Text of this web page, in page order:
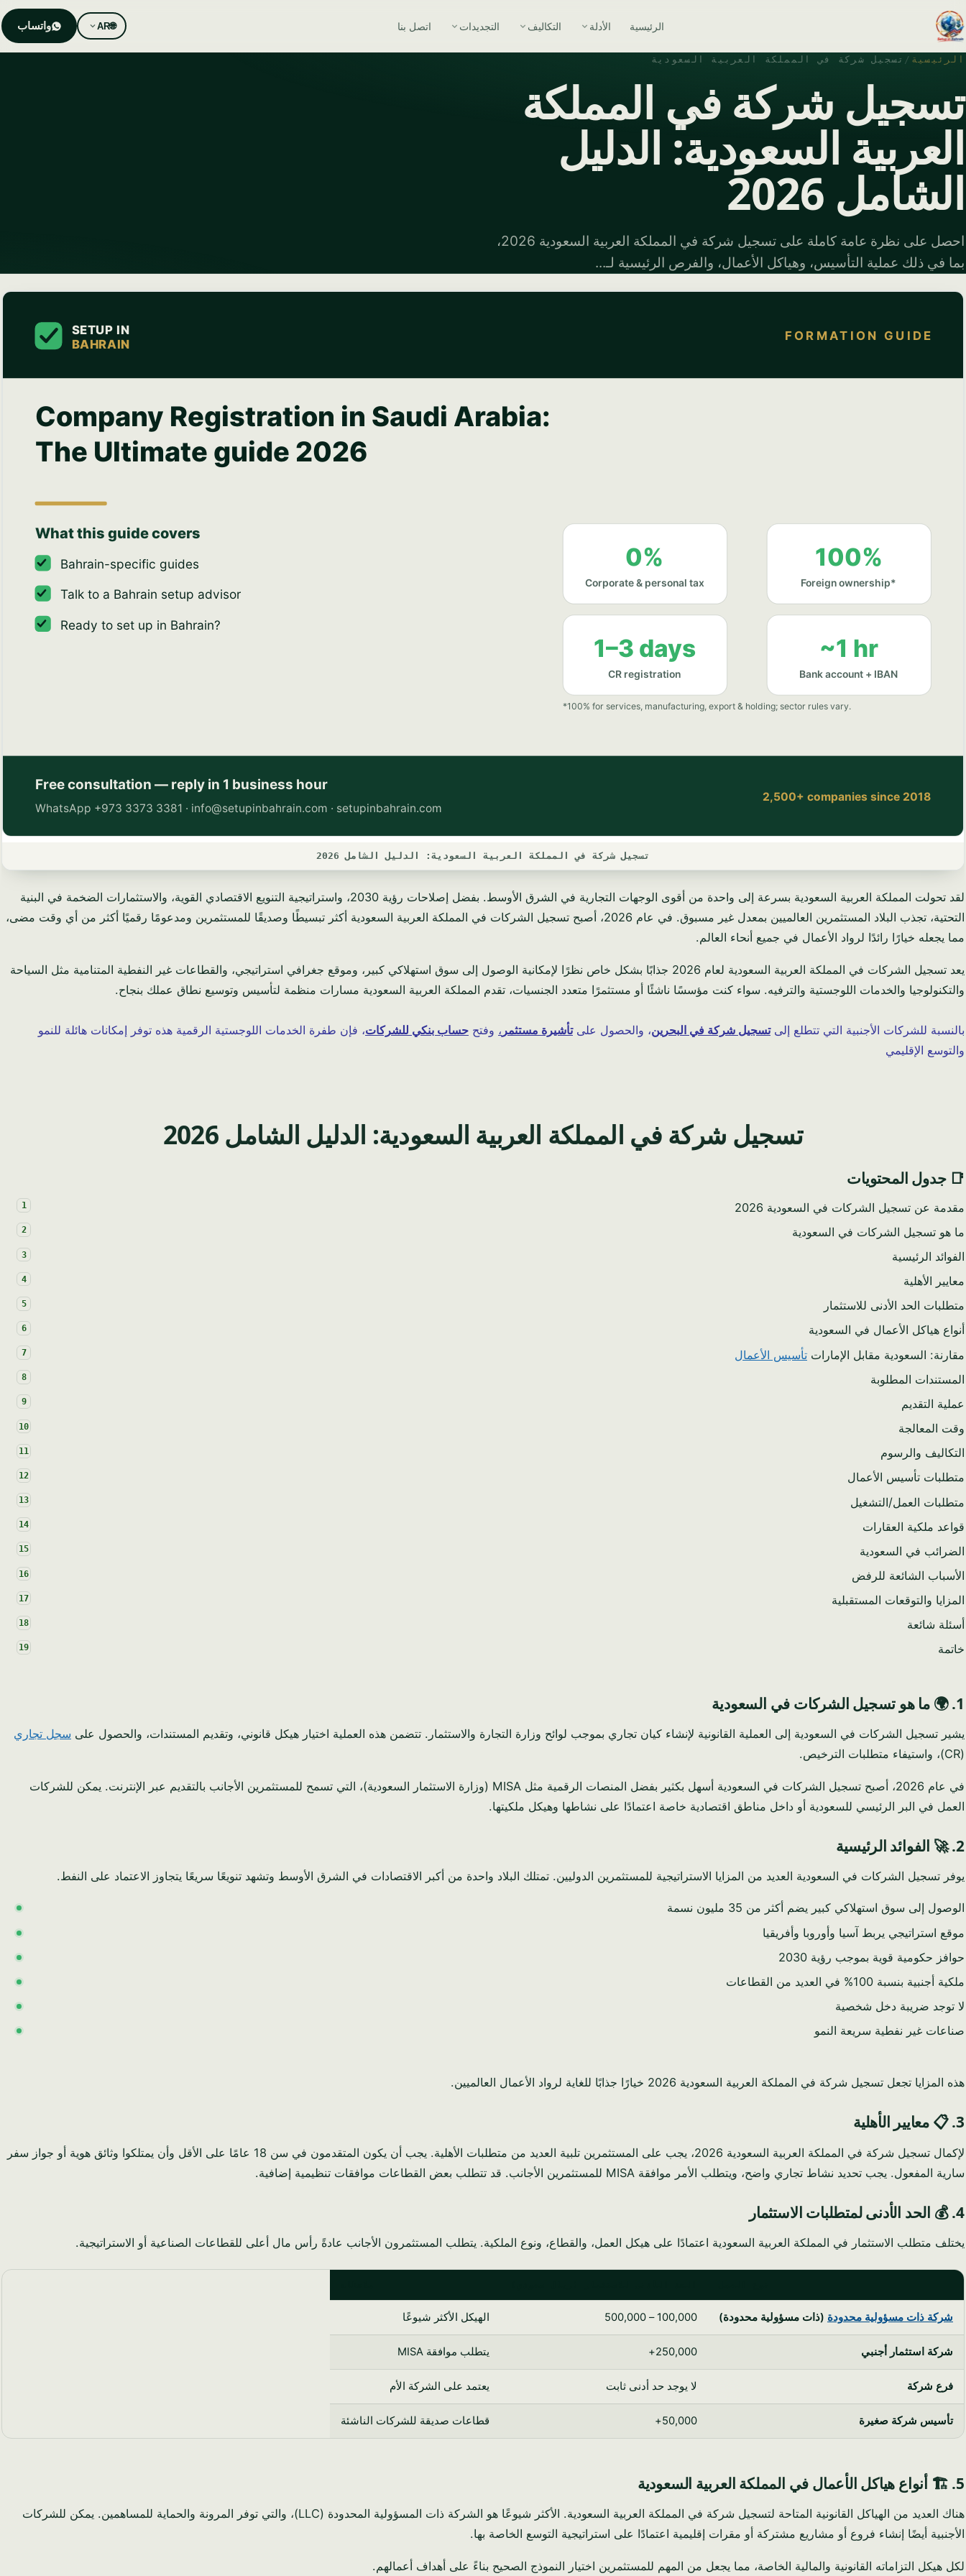
الرئيسية الأدلة التكاليف التجديدات اتصل بنا 🌐
AR واتساب
الرئيسية / تسجيل شركة في المملكة العربية السعودية
تسجيل شركة في المملكة
العربية السعودية: الدليل
الشامل 2026
احصل على نظرة عامة كاملة على تسجيل شركة في المملكة العربية السعودية 2026،
بما في ذلك عملية التأسيس، وهياكل الأعمال، والفرص الرئيسية لـ...
تسجيل شركة في المملكة العربية السعودية: الدليل الشامل 2026
لقد تحولت المملكة العربية السعودية بسرعة إلى واحدة من أقوى الوجهات التجارية في الشرق الأوسط. بفضل إصلاحات رؤية 2030، واستراتيجية التنويع الاقتصادي القوية، والاستثمارات الضخمة في البنية
التحتية، تجذب البلاد المستثمرين العالميين بمعدل غير مسبوق. في عام 2026، أصبح تسجيل الشركات في المملكة العربية السعودية أكثر تبسيطًا وصديقًا للمستثمرين ومدعومًا رقميًا أكثر من أي وقت مضى،
مما يجعله خيارًا رائدًا لرواد الأعمال في جميع أنحاء العالم.
يعد تسجيل الشركات في المملكة العربية السعودية لعام 2026 جذابًا بشكل خاص نظرًا لإمكانية الوصول إلى سوق استهلاكي كبير، وموقع جغرافي استراتيجي، والقطاعات غير النفطية المتنامية مثل السياحة
والتكنولوجيا والخدمات اللوجستية والترفيه. سواء كنت مؤسسًا ناشئًا أو مستثمرًا متعدد الجنسيات، تقدم المملكة العربية السعودية مسارات منظمة لتأسيس وتوسيع نطاق عملك بنجاح.
بالنسبة للشركات الأجنبية التي تتطلع إلىتسجيل شركة في البحرين، والحصول علىتأشيرة مستثمر ، وفتح حساب بنكي للشركات، فإن طفرة الخدمات اللوجستية الرقمية هذه توفر إمكانات هائلة للنمو
والتوسع الإقليمي
تسجيل شركة في المملكة العربية السعودية: الدليل الشامل 2026
📑 جدول المحتويات
مقدمة عن تسجيل الشركات في السعودية 2026
ما هو تسجيل الشركات في السعودية
الفوائد الرئيسية
معايير الأهلية
متطلبات الحد الأدنى للاستثمار
أنواع هياكل الأعمال في السعودية
مقارنة: السعودية مقابل الإمارات تأسيس الأعمال
المستندات المطلوبة
عملية التقديم
وقت المعالجة
التكاليف والرسوم
متطلبات تأسيس الأعمال
متطلبات العمل/التشغيل
قواعد ملكية العقارات
الضرائب في السعودية
الأسباب الشائعة للرفض
المزايا والتوقعات المستقبلية
أسئلة شائعة
خاتمة
1. 🌍 ما هو تسجيل الشركات في السعودية
يشير تسجيل الشركات في السعودية إلى العملية القانونية لإنشاء كيان تجاري بموجب لوائح وزارة التجارة والاستثمار. تتضمن هذه العملية اختيار هيكل قانوني، وتقديم المستندات، والحصول على سجل تجاري
(CR)، واستيفاء متطلبات الترخيص.
في عام 2026، أصبح تسجيل الشركات في السعودية أسهل بكثير بفضل المنصات الرقمية مثل MISA (وزارة الاستثمار السعودية)، التي تسمح للمستثمرين الأجانب بالتقديم عبر الإنترنت. يمكن للشركات
العمل في البر الرئيسي للسعودية أو داخل مناطق اقتصادية خاصة اعتمادًا على نشاطها وهيكل ملكيتها.
2. 🚀 الفوائد الرئيسية
يوفر تسجيل الشركات في السعودية العديد من المزايا الاستراتيجية للمستثمرين الدوليين. تمتلك البلاد واحدة من أكبر الاقتصادات في الشرق الأوسط وتشهد تنويعًا سريعًا يتجاوز الاعتماد على النفط.
الوصول إلى سوق استهلاكي كبير يضم أكثر من 35 مليون نسمة
موقع استراتيجي يربط آسيا وأوروبا وأفريقيا
حوافز حكومية قوية بموجب رؤية 2030
ملكية أجنبية بنسبة 100% في العديد من القطاعات
لا توجد ضريبة دخل شخصية
صناعات غير نفطية سريعة النمو
هذه المزايا تجعل تسجيل شركة في المملكة العربية السعودية 2026 خيارًا جذابًا للغاية لرواد الأعمال العالميين.
3. 📋 معايير الأهلية
لإكمال تسجيل شركة في المملكة العربية السعودية 2026، يجب على المستثمرين تلبية العديد من متطلبات الأهلية. يجب أن يكون المتقدمون في سن 18 عامًا على الأقل وأن يمتلكوا وثائق هوية أو جواز سفر
سارية المفعول. يجب تحديد نشاط تجاري واضح، ويتطلب الأمر موافقة MISA للمستثمرين الأجانب. قد تتطلب بعض القطاعات موافقات تنظيمية إضافية.
4. 💰 الحد الأدنى لمتطلبات الاستثمار
يختلف متطلب الاستثمار في المملكة العربية السعودية اعتمادًا على هيكل العمل، والقطاع، ونوع الملكية. يتطلب المستثمرون الأجانب عادةً رأس مال أعلى للقطاعات الصناعية أو الاستراتيجية.
شركة ذات مسؤولية محدودة (ذات مسؤولية محدودة) 100,000 – 500,000 الهيكل الأكثر شيوعًا
شركة استثمار أجنبي 250,000+ يتطلب موافقة MISA
فرع شركة لا يوجد حد أدنى ثابت يعتمد على الشركة الأم
تأسيس شركة صغيرة 50,000+ قطاعات صديقة للشركات الناشئة
5. 🏗️ أنواع هياكل الأعمال في المملكة العربية السعودية
هناك العديد من الهياكل القانونية المتاحة لتسجيل شركة في المملكة العربية السعودية. الأكثر شيوعًا هو الشركة ذات المسؤولية المحدودة (LLC)، والتي توفر المرونة والحماية للمساهمين. يمكن للشركات
الأجنبية أيضًا إنشاء فروع أو مشاريع مشتركة أو مقرات إقليمية اعتمادًا على استراتيجية التوسع الخاصة بها.
لكل هيكل التزاماته القانونية والمالية الخاصة، مما يجعل من المهم للمستثمرين اختيار النموذج الصحيح بناءً على أهداف أعمالهم.